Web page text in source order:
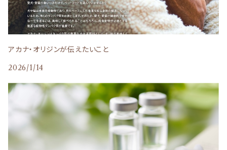
日本のみのり
ママクック
ホリスティックレセピー
BITE ME
アカナ・オリジンが伝えたいこと
2026/1/14